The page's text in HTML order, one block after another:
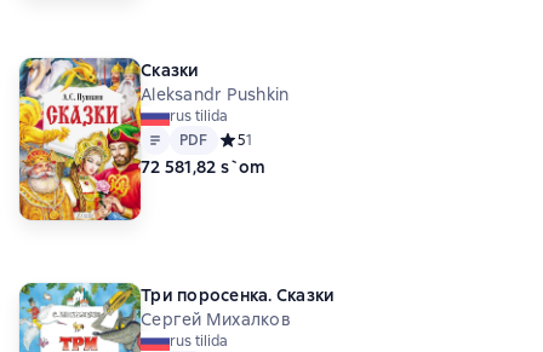
Сказки
Aleksandr Pushkin
rus tilida
Matn
PDF
PDF Средний рейтинг 5 на основе 1 оценок
51
72 581,82 s`om
Три поросенка. Сказки
Сергей Михалков
rus tilida